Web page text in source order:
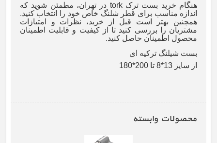
هنگام خرید بست ترکtork در تهران، مطمئن شوید که
اندازه مناسب برای قطر شلنگ خاص خود را انتخاب کنید.
همچنین بهتر است قبل از خرید، نظرات و امتیازات
مشتریان را بررسی کنید تا از کیفیت و قابلیت اطمینان
محصول اطمینان حاصل کنید.
بست شیلنگ ترکیه ای
از سایز 13*8 تا 200*180
محصولات وابسته